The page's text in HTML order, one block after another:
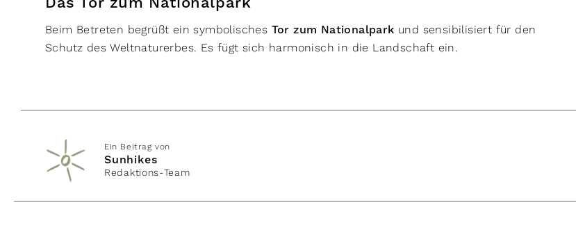
Beim Betreten begrüßt ein symbolisches Tor zum Nationalpark und sensibilisiert für den
Schutz des Weltnaturerbes. Es fügt sich harmonisch in die Landschaft ein.
Ein Beitrag von
Sunhikes
Redaktions-Team